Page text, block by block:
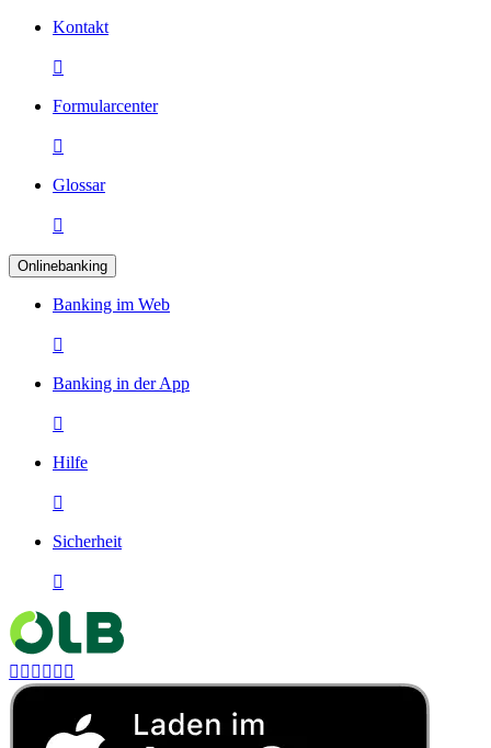
Kontakt

Formularcenter

Glossar

Onlinebanking
Banking im Web

Banking in der App

Hilfe

Sicherheit

     